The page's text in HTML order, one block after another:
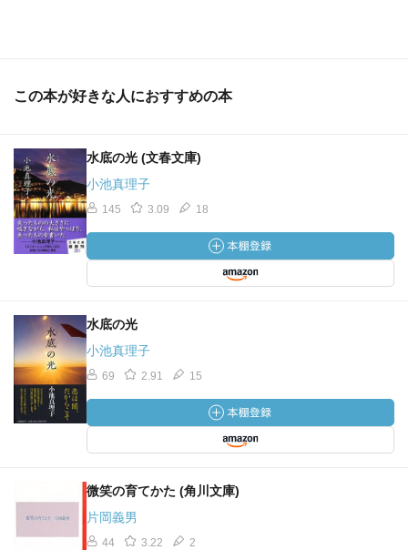
この本が好きな人におすすめの本
水底の光 (文春文庫)
小池真理子
145 3.09 18
水底の光
小池真理子
69 2.91 15
微笑の育てかた (角川文庫)
片岡義男
44 3.22 2